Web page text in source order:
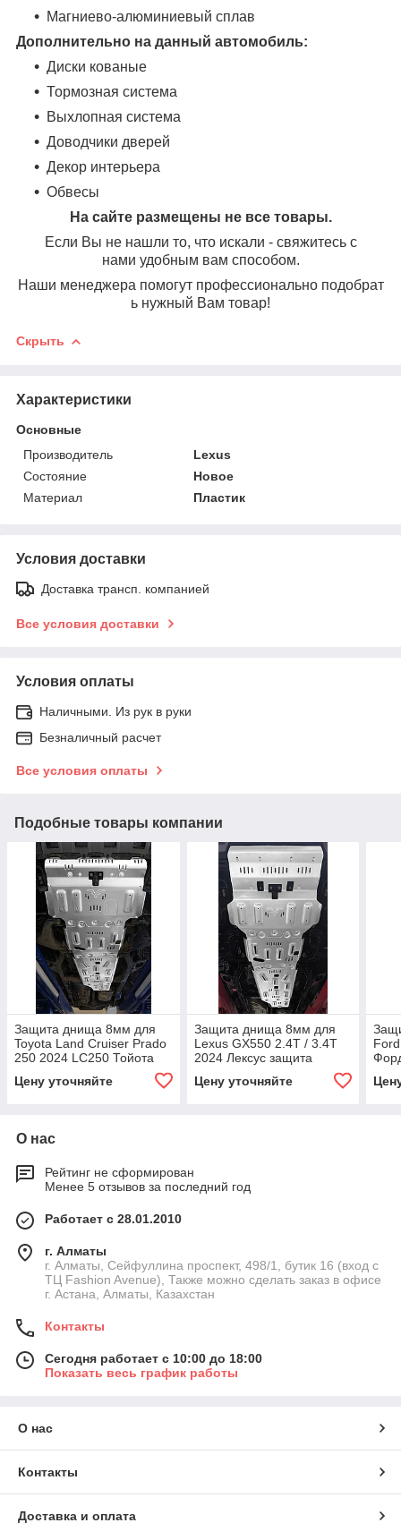
Магниево-алюминиевый сплав
Дополнительно на данный автомобиль:
Диски кованые
Тормозная система
Выхлопная система
Доводчики дверей
Декор интерьера
Обвесы
На сайте размещены не все товары.
Если Вы не нашли то, что искали - свяжитесь с
нами удобным вам способом.
Наши менеджера помогут профессионально подобрат
ь нужный Вам товар!
Скрыть
Характеристики
Основные
Производитель
Lexus
Состояние
Новое
Материал
Пластик
Условия доставки
Доставка трансп. компанией
Все условия доставки
Условия оплаты
Наличными. Из рук в руки
Безналичный расчет
Все условия оплаты
Подобные товары компании
Защита днища 8мм для
Toyota Land Cruiser Prado
250 2024 LC250 Тойота
картера кпп двигателя
Цену уточняйте
Защита днища 8мм для
Lexus GX550 2.4T / 3.4T
2024 Лексус защита
Цену уточняйте
бака
О нас
Рейтинг не сформирован
Менее 5 отзывов за последний год
Работает с 28.01.2010
г. Алматы
г. Алматы, Сейфуллина проспект, 498/1, бутик 16 (вход с
ТЦ Fashion Avenue), Также можно сделать заказ в офисе
г. Астана, Алматы, Казахстан
Контакты
Сегодня работает с 10:00 до 18:00
Показать весь график работы
О нас
Контакты
Доставка и оплата